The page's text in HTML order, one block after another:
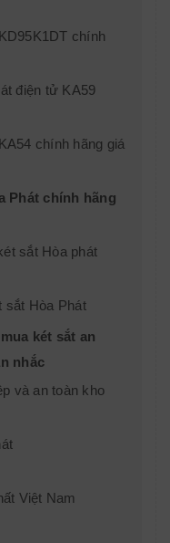
chính
điện tử KA59
chính hãng giá
Phát chính hãng
sắt Hòa phát
sắt Hòa Phát
két sắt an
nhắc
và an toàn kho
Việt Nam